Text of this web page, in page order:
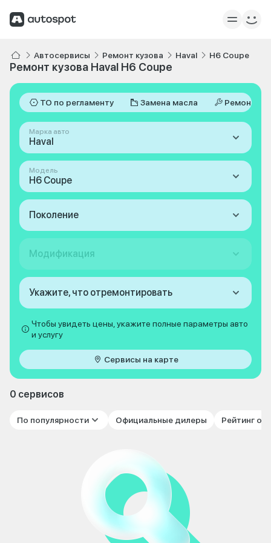
Автосервисы Ремонт кузова Haval H6 Coupe
Ремонт кузова Haval H6 Coupe
ТО по регламенту Замена масла Ремонт
Марка авто
Haval
Модель
H6 Coupe
Поколение
Модификация
Укажите, что отремонтировать
Чтобы увидеть цены, укажите полные параметры авто
и услугу
Сервисы на карте
0 сервисов
По популярности Официальные дилеры Рейтинг